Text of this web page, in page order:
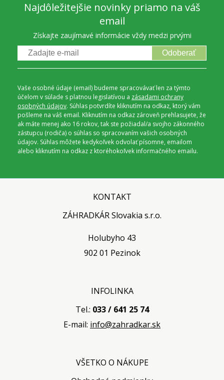
Najdôležitejšie novinky priamo na váš
email
Získajte zaujímavé informácie vždy medzi prvými
Odoberať
Vaše osobné údaje (email) budeme spracovávať len za týmto
účelom v súlade s platnou legislatívou a zásadami ochrany
osobných údajov. Súhlas potvrdíte kliknutím na odkaz, ktorý vám
pošleme na váš email. Kliknutím na odkaz zároveň prehlasujete, že
ak máte menej ako 16 rokov, tak ste požiadal/a svojho zákonného
zástupcu (rodiča) o súhlas so spracovaním vašich osobných
údajov. Súhlas môžete kedykoľvek odvolať písomne, emailom
alebo kliknutím na odkaz z ktoréhokoľvek informačného emailu.
KONTAKT
ZÁHRADKÁR Slovakia s.r.o.
Holubyho 43
902 01 Pezinok
INFOLINKA
Tel.: 033 / 641 25 74
E-mail: info@zahradkar.sk
VŠETKO O NÁKUPE